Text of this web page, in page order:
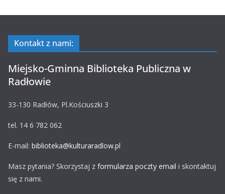
Kontakt z nami:
Miejsko-Gminna Biblioteka Publiczna w
Radłowie
33-130 Radłów, Pl.Kościuszki 3
tel. 14 6 782 062
E-mail: biblioteka@kulturaradlow.pl
Masz pytania? Skorzystaj z formularza poczty email i skontaktuj
się z nami.